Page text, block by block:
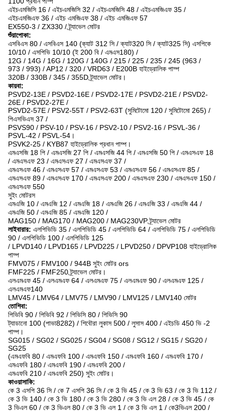
এইচএমজিসি 16 / এইচএমজিসি 32 / এইচএমজিসি 48 / এইচএমজিএফ 35 /
এইচএমজিএফ 36 / এইচ এমজিএফ 38 / এইচ এমজিএফ 57
EX550-3 / ZX330 / ট্র্যাভেল মোটর
শুঁয়াপোকা:
এসবিএস 80 / এসবিএস 140 (ক্যাট 312 সি / ক্যাট320 সি / ক্যাট325 সি) এসপিকে
10/10 / এসপিভি 10/10 (ই 200 বি / এমএস180) /
12G / 14G / 16G / 120G / 140G / 215 / 225 / 235 / 245 (963 /
973 / 993) / AP12 / 320 / VRD63 / E200B হাইড্রোলিক পাম্প
320B / 330B / 345 / 355D ট্র্যাভেল মোটর।
কায়বা:
PSVD2-13E / PSVD2-16E / PSVD2-17E / PSVD2-21E / PSVD2-
26E / PSVD2-27E /
PSVD2-57E / PSV2-55T / PSV2-63T (সুমিটোমো 120 / সুমিটোমো 265) /
পিএসভিএস 37 /
PSVS90 / PSV-10 / PSV-16 / PSV2-10 / PSV2-16 / PSVL-36 /
PSVL-42 / PSVL-54।
PSVK2-25 / KYB87 হাইড্রোলিক প্রধান পাম্প।
এমএসজি 18 পি / এমএসজি 27 পি / এমএসজি 44 পি / এমএসজি 50 পি / এমএসএফ 18
/ এমএসএফ 23 / এমএসএফ 27 / এমএসএফ 37 /
এমএসএফ 46 / এমএসএফ 57 / এমএসএফ 53 / এমএসএফ 56 / এমএসএফ 85 /
এমএসএফ 89 / এমএসএফ 170 / এমএসএফ 200 / এমএসএফ 230 / এমএসএফ 150 /
এমএসএফ 550
সুইং মোটরস
এমএজি 10 / এমএজি 12 / এমএজি 18 / এমএজি 26 / এমএজি 33 / এমএজি 44 /
এমএজি 50 / এমএজি 85 / এমএজি 120 /
MAG150 / MAG170 / MAG200 / MAG230VP ট্র্যাভেল মোটর
লাইবারার: এলপিভিডি 35 / এলপিভিডি 45 / এলপিভিডি 64 / এলপিভিডি 75 / এলপিভিডি
90 / এলপিভিডি 100 / এলপিভিডি 125
/ LPVD140 / LPVD165 / LPVD225 / LPVD250 / DPVP108 হাইড্রোলিক
পাম্প
FMV075 / FMV100 / 944B সুইং মোটর ors
FMF225 / FMF250 ট্র্যাভেল মোটর।
এলএমএফ 45 / এলএমএফ 64 / এলএমএফ 75 / এলএমএফ 90 / এলএমএফ 125 /
এলএমএফ140
LMV45 / LMV64 / LMV75 / LMV90 / LMV125 / LMV140 মোটর
তোশিবা:
পিভিবি 90 / পিভিবি 92 / পিভিসি 80 / পিভিসি 90
ট্যাডানো 100 (পাভা8282) / শিবৌরা লুকাস 500 / লুসাস 400 / এইচডি 450 ভি -2
পাম্প।
SG015 / SG02 / SG025 / SG04 / SG08 / SG12 / SG15 / SG20 /
SG25
(এমএফবি 80 / এমএফবি 100 / এমএফবি 150 / এমএফবি 160 / এমএফবি 170 /
এমএফবি 180 / এমএফবি 190 / এমএফবি 200 /
এমএফবি 210 / এমএফবি 250) সুইং মোটর।
কাওয়াসাকি:
কে 3 এসপি 36 সি / কে 7 এসপি 36 সি / কে 3 ভি 45 / কে 3 ভি 63 / কে 3 ভি 112 /
কে 3 ভি 140 / কে 3 ভি 180 / কে 3 ভি 280 / কে 3 ভি এল 28 / কে 3 ভি 45 / কে
3 ভিএল 60 / কে 3 ভিএল 80 / কে 3 ভি এল 1 / কে 3 ভি এল 1 / কে3ভিএল 200 /